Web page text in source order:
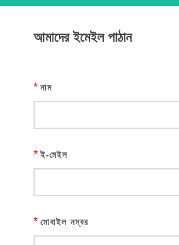
আমাদের ইমেইল পাঠান
* নাম
* ই-মেইল
* মোবাইল নম্বর